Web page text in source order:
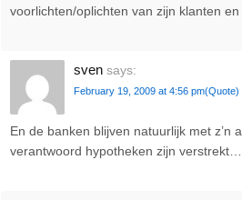
voorlichten/oplichten van zijn klanten
sven says:
February 19, 2009 at 4:56 pm(Quote)
En de banken blijven natuurlijk met z’n
verantwoord hypotheken zijn